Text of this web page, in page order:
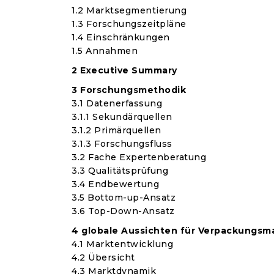
1.2 Marktsegmentierung
1.3 Forschungszeitpläne
1.4 Einschränkungen
1.5 Annahmen
2 Executive Summary
3 Forschungsmethodik
3.1 Datenerfassung
3.1.1 Sekundärquellen
3.1.2 Primärquellen
3.1.3 Forschungsfluss
3.2 Fache Expertenberatung
3.3 Qualitätsprüfung
3.4 Endbewertung
3.5 Bottom-up-Ansatz
3.6 Top-Down-Ansatz
4 globale Aussichten für
4.1 Marktentwicklung
4.2 Übersicht
4.3 Marktdynamik